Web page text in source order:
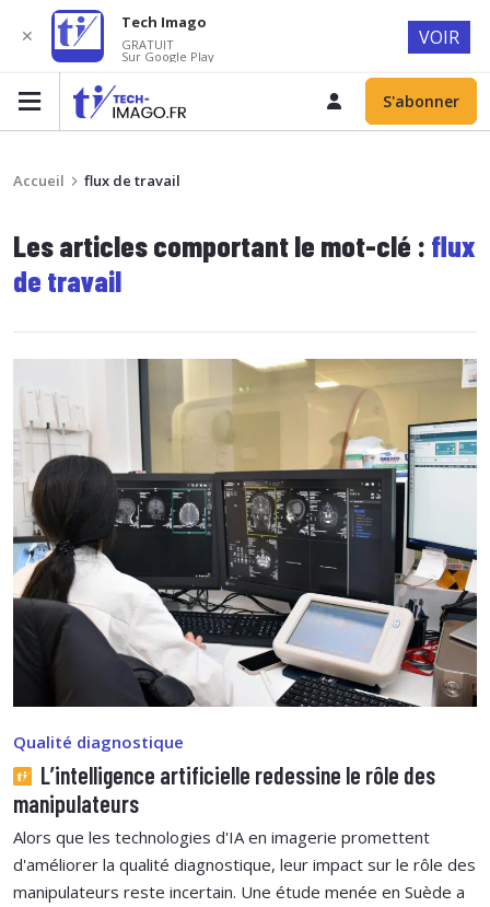
S'abonner
Accueil flux de travail
Les articles comportant le mot-clé : flux
de travail
Qualité diagnostique
L’intelligence artificielle redessine le rôle des
manipulateurs
Alors que les technologies d'IA en imagerie promettent
d'améliorer la qualité diagnostique, leur impact sur le rôle des
manipulateurs reste incertain. Une étude menée en Suède a
✕
Tech Imago
GRATUIT
Sur Google Play
VOIR